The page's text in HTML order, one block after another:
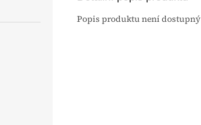
Popis produktu není dostupný